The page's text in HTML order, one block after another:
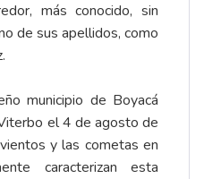
más conocido, sin
de sus apellidos, como
municipio de Boyacá
el 4 de agosto de
y las cometas en
caracterizan esta